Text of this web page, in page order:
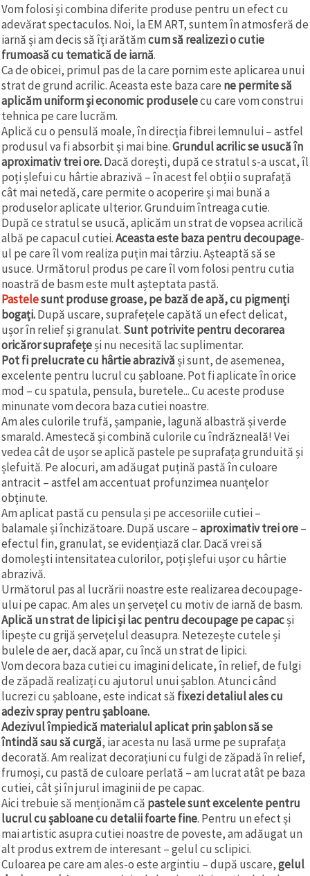
Vom folosi și combina diferite produse pentru un efect cu
adevărat spectaculos. Noi, la EM ART, suntem în atmosferă de
iarnă și am decis să îți arătămcum să realizezi o cutie
frumoasă cu tematică de iarnă.
Ca de obicei, primul pas de la care pornim este aplicarea unui
strat de grund acrilic. Aceasta este baza care ne permite să
aplicăm uniform și economic produselecu care vom construi
tehnica pe care lucrăm.
Aplică cu o pensulă moale, în direcția fibrei lemnului – astfel
produsul va fi absorbit și mai bine.Grundul acrilic se usucă în
aproximativ trei ore.Dacă dorești, după ce stratul s-a uscat, îl
poți șlefui cu hârtie abrazivă – în acest fel obții o suprafață
cât mai netedă, care permite o acoperire și mai bună a
produselor aplicate ulterior. Grunduim întreaga cutie.
După ce stratul se usucă, aplicăm un strat de vopsea acrilică
albă pe capacul cutiei.Aceasta este baza pentru decoupage-
ul pe care îl vom realiza puțin mai târziu. Așteaptă să se
usuce. Următorul produs pe care îl vom folosi pentru cutia
noastră de basm este mult așteptata pastă.
Pastelesunt produse groase, pe bază de apă, cu pigmenți
bogați.După uscare, suprafețele capătă un efect delicat,
ușor în relief și granulat. Sunt potrivite pentru decorarea
oricăror suprafețeși nu necesită lac suplimentar.
Pot fi prelucrate cu hârtie abrazivăși sunt, de asemenea,
excelente pentru lucrul cu șabloane. Pot fi aplicate în orice
mod – cu spatula, pensula, buretele... Cu aceste produse
minunate vom decora baza cutiei noastre.
Am ales culorile trufă, șampanie, lagună albastră și verde
smarald. Amestecă și combină culorile cu îndrăzneală! Vei
vedea cât de ușor se aplică pastele pe suprafața grunduită și
șlefuită. Pe alocuri, am adăugat puțină pastă în culoare
antracit – astfel am accentuat profunzimea nuanțelor
obținute.
Am aplicat pastă cu pensula și pe accesoriile cutiei –
balamale și închizătoare. După uscare –aproximativ trei ore–
efectul fin, granulat, se evidențiază clar. Dacă vrei să
domolești intensitatea culorilor, poți șlefui ușor cu hârtie
abrazivă.
Următorul pas al lucrării noastre este realizarea decoupage-
ului pe capac. Am ales un șervețel cu motiv de iarnă de basm.
Aplică un strat de lipici și lac pentru decoupage pe capacși
lipește cu grijă șervețelul deasupra. Netezește cutele și
bulele de aer, dacă apar, cu încă un strat de lipici.
Vom decora baza cutiei cu imagini delicate, în relief, de fulgi
de zăpadă realizați cu ajutorul unui șablon. Atunci când
lucrezi cu șabloane, este indicat să fixezi detaliul ales cu
adeziv spray pentru șabloane.
Adezivul împiedică materialul aplicat prin șablon să se
întindă sau să curgă, iar acesta nu lasă urme pe suprafața
decorată. Am realizat decorațiuni cu fulgi de zăpadă în relief,
frumoși, cu pastă de culoare perlată – am lucrat atât pe baza
cutiei, cât și în jurul imaginii de pe capac.
Aici trebuie să menționăm că pastele sunt excelente pentru
lucrul cu șabloane cu detalii foarte fine. Pentru un efect și
mai artistic asupra cutiei noastre de poveste, am adăugat un
alt produs extrem de interesant – gelul cu sclipici.
Culoarea pe care am ales-o este argintiu – după uscare,gelul